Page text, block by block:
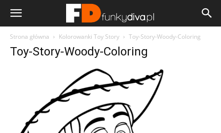
Strona główna Kolorowanki Toy Story Toy-Story-Woody-Coloring
Toy-Story-Woody-Coloring